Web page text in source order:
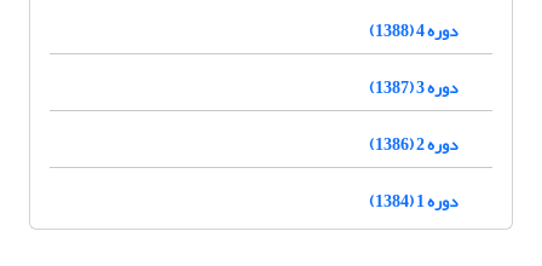
دوره 4 (1388)
دوره 3 (1387)
دوره 2 (1386)
دوره 1 (1384)